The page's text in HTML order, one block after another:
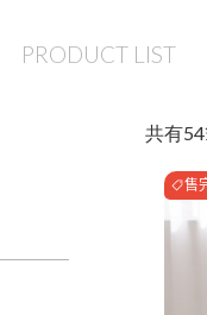
PRODUCT LIST
共有54
售